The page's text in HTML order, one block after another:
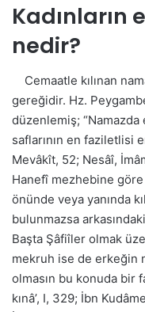
Kadınların
nedir?
Cemaatle kılınan
gereğidir. Hz.
düzenlemiş; “Namazda
saflarının en faziletlisi
Mevâkît, 52; Nesâî,
Hanefî mezhebine göre
önünde veya yanında
bulunmazsa
Başta Şâfiîler olmak
mekruh ise de erkeğin
olmasın bu konuda bir
kınâ’, I, 329; İbn